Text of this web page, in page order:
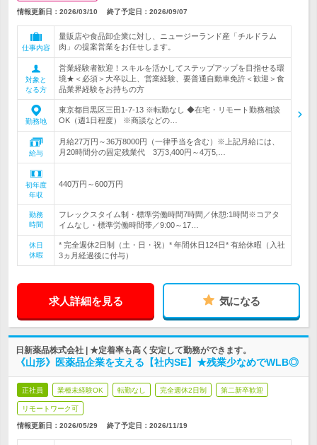
情報更新日：2026/03/10 終了予定日： 2026/09/07
仕事内容
量販店や食品卸企業に対し、ニュージーランド産「チルドラム
肉」の提案営業をお任せします。
対象と
なる方
営業経験者歓迎！スキルを活かしてステップアップを目指せる環
境★＜必須＞大卒以上、営業経験、要普通自動車免許＜歓迎＞食
品業界経験をお持ちの方
勤務地
東京都目黒区三田1-7-13 ※転勤なし ◆在宅・リモート勤務相談
OK（週1日程度） ※商談などの…
給与
月給27万円～36万8000円（一律手当を含む）※上記月給には、
月20時間分の固定残業代 3万3,400円～4万5,…
初年度
年収
440万円～600万円
勤務
時間
フレックスタイム制・標準労働時間7時間／休憩:1時間※コアタ
イムなし・標準労働時間帯／9:00～17…
休日
休暇
* 完全週休2日制（土・日・祝）* 年間休日124日* 有給休暇（入社
3ヵ月経過後に付与）
求人詳細を見る 気になる
日新薬品株式会社 | ★定着率も高く安定して勤務ができます。
《山形》医薬品企業を支える【社内SE】★残業少なめでWLB◎
正社員 業種未経験OK 転勤なし 完全週休2日制 第二新卒歓迎
リモートワーク可
情報更新日：2026/05/29 終了予定日： 2026/11/19